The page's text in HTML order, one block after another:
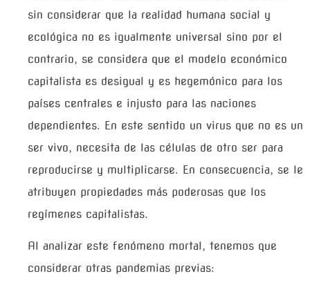
sin considerar que la realidad humana social y
ecológica no es igualmente universal sino por el
contrario, se considera que el modelo económico
capitalista es desigual y es hegemónico para los
países centrales e injusto para las naciones
dependientes. En este sentido un virus que no es un
ser vivo, necesita de las células de otro ser para
reproducirse y multiplicarse. En consecuencia, se le
atribuyen propiedades más poderosas que los
regímenes capitalistas.
Al analizar este fenómeno mortal, tenemos que
considerar otras pandemias previas: